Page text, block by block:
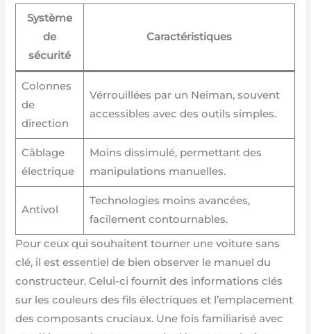
Système
de
sécurité
Caractéristiques
Colonnes
de
direction
Vérrouillées par un Neiman, souvent
accessibles avec des outils simples.
Câblage
électrique
Moins dissimulé, permettant des
manipulations manuelles.
Antivol
Technologies moins avancées,
facilement contournables.
Pour ceux qui souhaitent tourner une voiture sans
clé, il est essentiel de bien observer le manuel du
constructeur. Celui-ci fournit des informations clés
sur les couleurs des fils électriques et l’emplacement
des composants cruciaux. Une fois familiarisé avec